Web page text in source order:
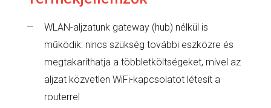
WLAN-aljzatunk gateway (hub) nélkül is
működik: nincs szükség további eszközre és
megtakaríthatja a többletköltségeket, mivel az
aljzat közvetlen WiFi-kapcsolatot létesít a
routerrel